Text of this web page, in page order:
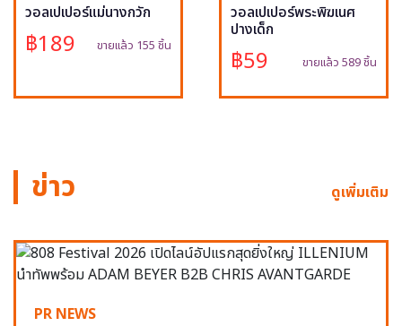
วอลเปเปอร์แม่นางกวัก
฿189 ขายแล้ว 155 ชิ้น
วอลเปเปอร์พระพิฆเนศ
ปางเด็ก
฿59 ขายแล้ว 589 ชิ้น
ข่าว ดูเพิ่มเติม
PR NEWS